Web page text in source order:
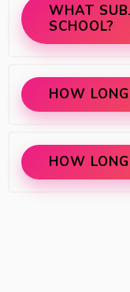
WHAT
SCHOOL?
HOW
HOW